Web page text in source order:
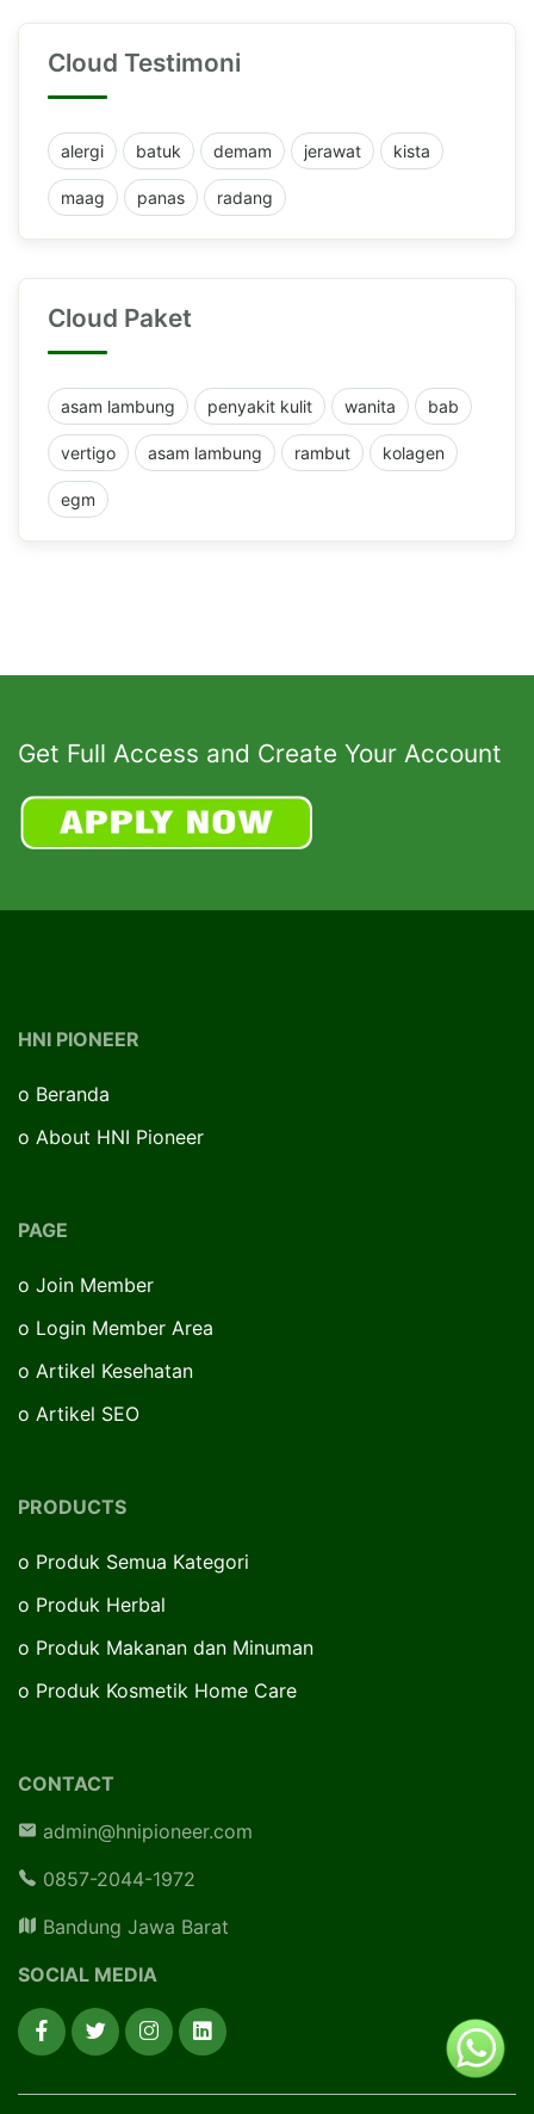
Cloud Testimoni
alergi batuk demam jerawat kista
maag panas radang
Cloud Paket
asam lambung penyakit kulit wanita bab
vertigo asam lambung rambut kolagen
egm
Get Full Access and Create Your Account
HNI PIONEER
o Beranda
o About HNI Pioneer
PAGE
o Join Member
o Login Member Area
o Artikel Kesehatan
o Artikel SEO
PRODUCTS
o Produk Semua Kategori
o Produk Herbal
o Produk Makanan dan Minuman
o Produk Kosmetik Home Care
CONTACT
admin@hnipioneer.com
0857-2044-1972
Bandung Jawa Barat
SOCIAL MEDIA